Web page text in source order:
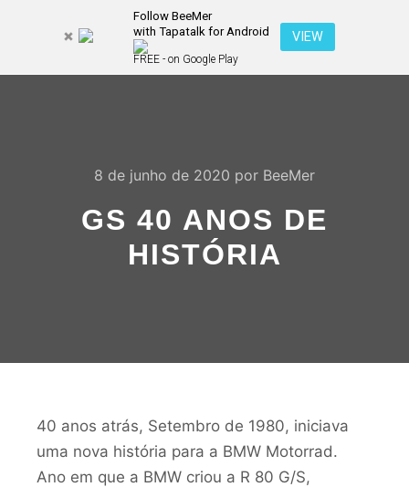
Follow BeeMer
with Tapatalk for Android
FREE - on Google Play
VIEW
8 de junho de 2020 por BeeMer
GS 40 ANOS DE
HISTÓRIA
40 anos atrás, Setembro de 1980, iniciava
uma nova história para a BMW Motorrad.
Ano em que a BMW criou a R 80 G/S,